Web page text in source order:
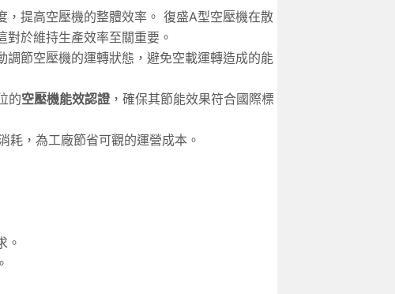
，提高空壓機的整體效率。 復盛A型空壓機在散
於維持生產效率至關重要。
調節空壓機的運轉狀態，避免空載運轉造成的能
的空壓機能效認證 ，確保其節能效果符合國際標
耗，為工廠節省可觀的運營成本。
。